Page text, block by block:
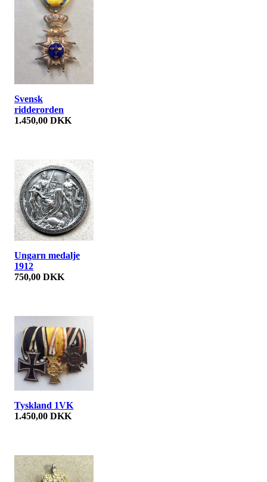
Svensk
ridderorden
1.450,00 DKK
Ungarn medalje
1912
750,00 DKK
Tyskland 1VK
1.450,00 DKK